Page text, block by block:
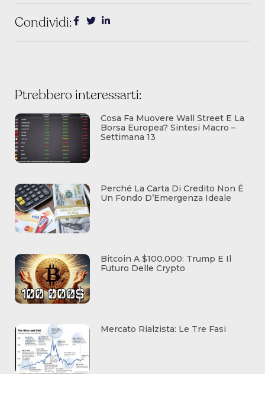
Condividi:
Ptrebbero interessarti:
Cosa Fa Muovere Wall Street E La
Borsa Europea? Sintesi Macro –
Settimana 13
Perché La Carta Di Credito Non È
Un Fondo D’Emergenza Ideale
Bitcoin A $100.000: Trump E Il
Futuro Delle Crypto
Mercato Rialzista: Le Tre Fasi